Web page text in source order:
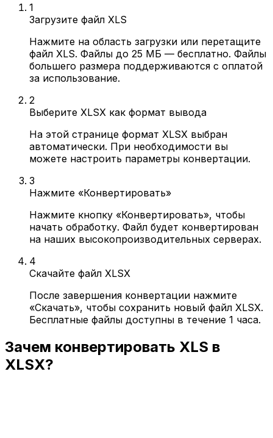
1
Загрузите файл XLS
Нажмите на область загрузки или перетащите
файл XLS. Файлы до 25 МБ — бесплатно. Файлы
большего размера поддерживаются с оплатой
за использование.
2
Выберите XLSX как формат вывода
На этой странице формат XLSX выбран
автоматически. При необходимости вы
можете настроить параметры конвертации.
3
Нажмите «Конвертировать»
Нажмите кнопку «Конвертировать», чтобы
начать обработку. Файл будет конвертирован
на наших высокопроизводительных серверах.
4
Скачайте файл XLSX
После завершения конвертации нажмите
«Скачать», чтобы сохранить новый файл XLSX.
Бесплатные файлы доступны в течение 1 часа.
Зачем конвертировать XLS в
XLSX?